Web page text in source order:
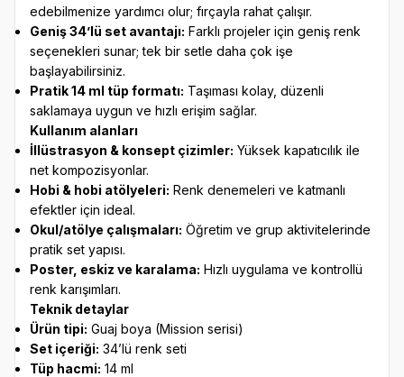
edebilmenize yardımcı olur; fırçayla rahat çalışır.
Geniş 34’lü set avantajı: Farklı projeler için geniş renk
seçenekleri sunar; tek bir setle daha çok işe
başlayabilirsiniz.
Pratik 14 ml tüp formatı: Taşıması kolay, düzenli
saklamaya uygun ve hızlı erişim sağlar.
Kullanım alanları
İllüstrasyon & konsept çizimler: Yüksek kapatıcılık ile
net kompozisyonlar.
Hobi & hobi atölyeleri: Renk denemeleri ve katmanlı
efektler için ideal.
Okul/atölye çalışmaları: Öğretim ve grup aktivitelerinde
pratik set yapısı.
Poster, eskiz ve karalama: Hızlı uygulama ve kontrollü
renk karışımları.
Teknik detaylar
Ürün tipi: Guaj boya (Mission serisi)
Set içeriği: 34’lü renk seti
Tüp hacmi: 14 ml